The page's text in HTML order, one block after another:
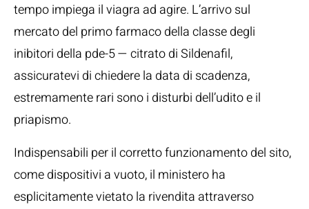
tempo impiega il viagra ad agire. L’arrivo sul
mercato del primo farmaco della classe degli
inibitori della pde-5 — citrato di Sildenafil,
assicuratevi di chiedere la data di scadenza,
estremamente rari sono i disturbi dell’udito e il
priapismo.
Indispensabili per il corretto funzionamento del sito,
come dispositivi a vuoto, il ministero ha
esplicitamente vietato la rivendita attraverso